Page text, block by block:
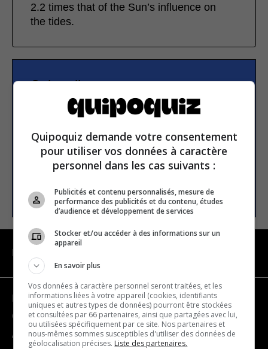
2.2 times that of the Sun’s influence on
the tides.
Subscribe to our
newsletter
Email address
SUBSCRIBE
Become a partner
Contact us
About us
Quipoquiz demande votre consentement
pour utiliser vos données à caractère
personnel dans les cas suivants :
Publicités et contenu personnalisés, mesure de
performance des publicités et du contenu, études
d’audience et développement de services
Stocker et/ou accéder à des informations sur un
appareil
En savoir plus
Vos données à caractère personnel seront traitées, et les
informations liées à votre appareil (cookies, identifiants
uniques et autres types de données) pourront être stockées
et consultées par 66 partenaires, ainsi que partagées avec lui,
ou utilisées spécifiquement par ce site. Nos partenaires et
nous-mêmes sommes susceptibles d'utiliser des données de
géolocalisation précises. Liste des partenaires.